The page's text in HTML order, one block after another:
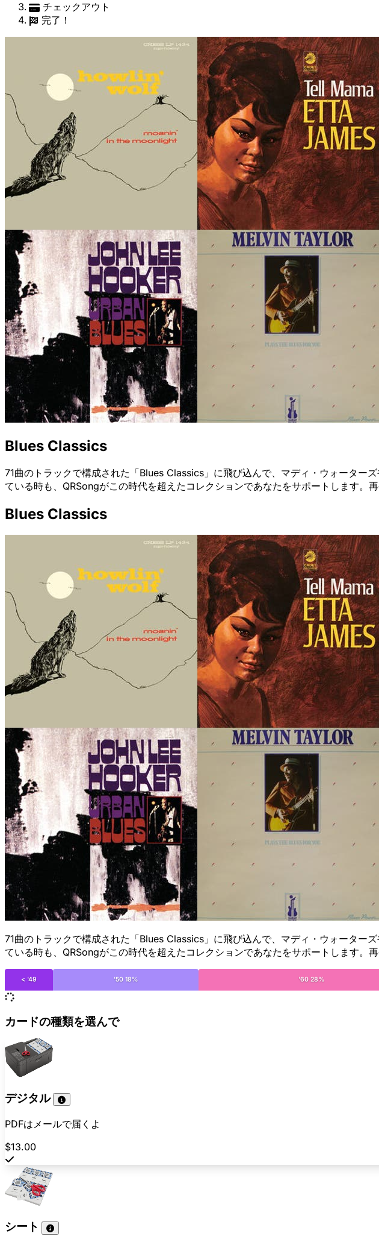
チェックアウト
完了！
Blues Classics
71曲のトラックで構成された「Blues Classics」に飛び込んで、マディ・ウォーター
ている時も、QRSongがこの時代を超えたコレクションであなたをサポートします。
Blues Classics
71曲のトラックで構成された「Blues Classics」に飛び込んで、マディ・ウォーター
ている時も、QRSongがこの時代を超えたコレクションであなたをサポートします。
< '49 '50 18% '60 28%
カードの種類を選んで
デジタル
PDFはメールで届くよ
$13.00
シート